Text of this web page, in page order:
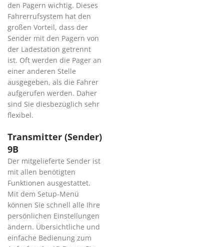
den Pagern wichtig. Dieses
Fahrerrufsystem hat den
großen Vorteil, dass der
Sender mit den Pagern von
der Ladestation getrennt
ist. Oft werden die Pager an
einer anderen Stelle
ausgegeben, als die Fahrer
aufgerufen werden. Daher
sind Sie diesbezüglich sehr
flexibel.
Transmitter (Sender)
9B
Der mitgelieferte Sender ist
mit allen benötigten
Funktionen ausgestattet.
Mit dem Setup-Menü
können Sie schnell alle Ihre
persönlichen Einstellungen
ändern. Übersichtliche und
einfache Bedienung zum